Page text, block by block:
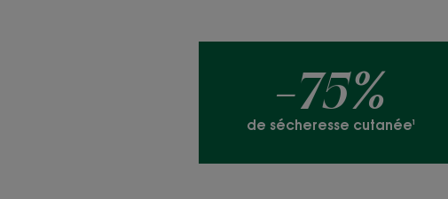
-75%
de sécheresse cutanée¹